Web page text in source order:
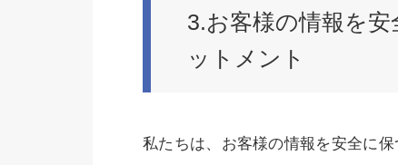
3.お客様の情報を
ットメント
私たちは、お客様の情報を安全に